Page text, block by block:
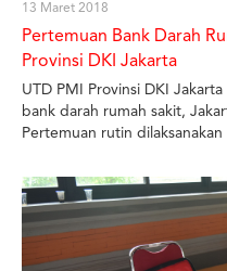
13 Maret 2018
Pertemuan Bank Darah
Provinsi DKI Jakarta
UTD PMI Provinsi DKI
bank darah rumah sakit,
Pertemuan rutin
Jamkesda Dinas Kesehatan
antara UTD PMI Provinsi DKI
sakit. Pertemuan dipimpin
Jakarta dr. Salimar Salim,
tim verifikasi pemberkasan